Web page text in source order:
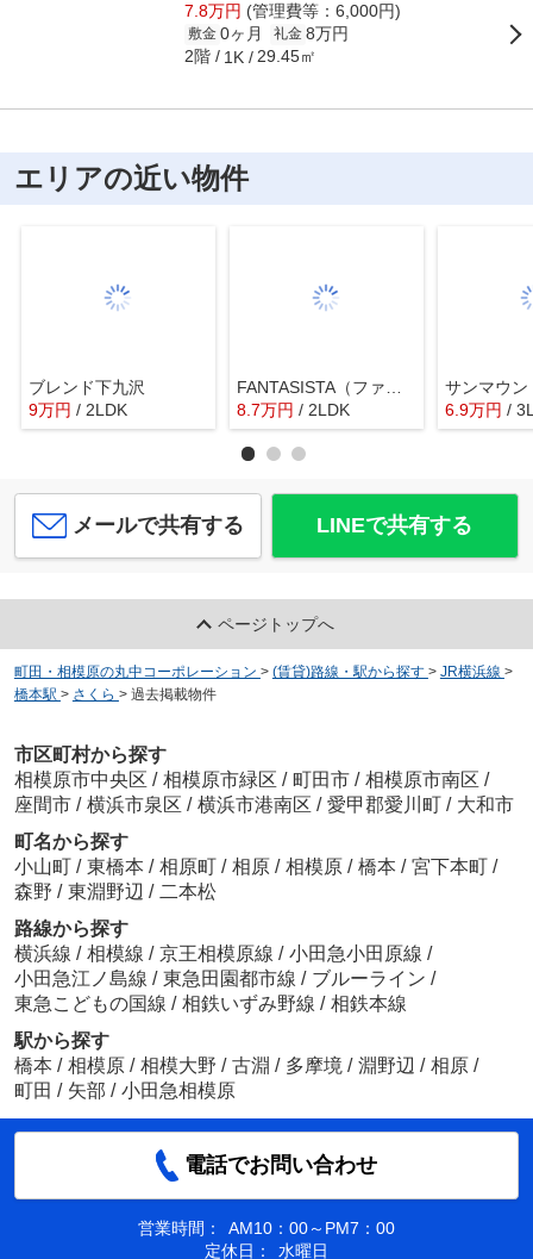
7.8万円 (管理費等：6,000円)
敷金 0ヶ月 礼金 8万円
2階 1K 29.45㎡
エリアの近い物件
ブレンド下九沢
9万円 / 2LDK
FANTASISTA（ファンタジスタ）
8.7万円 / 2LDK
サンマウン
6.9万円 /
メールで共有する LINEで共有する
ページトップへ
町田・相模原の丸中コーポレーション > (賃貸)路線・駅から探す > JR横浜線 >
橋本駅 > さくら > 過去掲載物件
市区町村から探す
相模原市中央区 / 相模原市緑区 / 町田市 / 相模原市南区 /
座間市 / 横浜市泉区 / 横浜市港南区 / 愛甲郡愛川町 / 大和市
町名から探す
小山町 / 東橋本 / 相原町 / 相原 / 相模原 / 橋本 / 宮下本町 /
森野 / 東淵野辺 / 二本松
路線から探す
横浜線 / 相模線 / 京王相模原線 / 小田急小田原線 /
小田急江ノ島線 / 東急田園都市線 / ブルーライン /
東急こどもの国線 / 相鉄いずみ野線 / 相鉄本線
駅から探す
橋本 / 相模原 / 相模大野 / 古淵 / 多摩境 / 淵野辺 / 相原 /
町田 / 矢部 / 小田急相模原
電話でお問い合わせ
営業時間：
AM10：00～PM7：00
定休日：
水曜日